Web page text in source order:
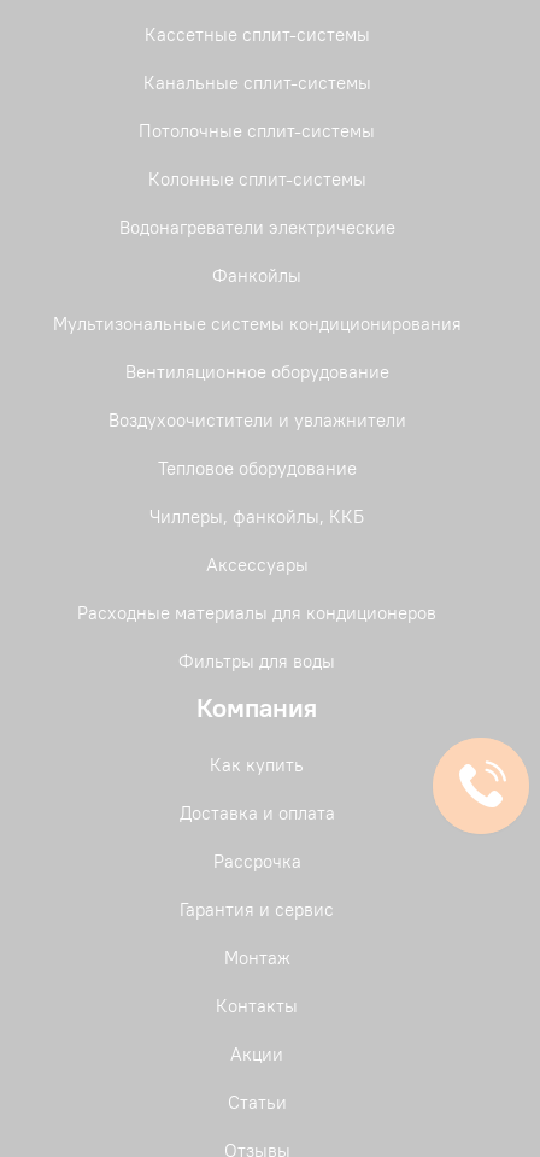
Кассетные сплит-системы
Канальные сплит-системы
Потолочные сплит-системы
Колонные сплит-системы
Водонагреватели электрические
Фанкойлы
Мультизональные системы кондиционирования
Вентиляционное оборудование
Воздухоочистители и увлажнители
Тепловое оборудование
Чиллеры, фанкойлы, ККБ
Аксессуары
Расходные материалы для кондиционеров
Фильтры для воды
Компания
Как купить
Доставка и оплата
Рассрочка
Гарантия и сервис
Монтаж
Контакты
Акции
Статьи
Отзывы